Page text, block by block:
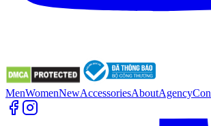
MenWomenNewAccessoriesAboutAgency